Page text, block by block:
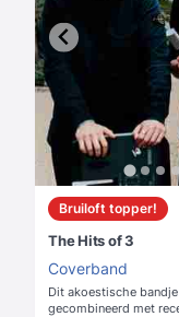
Bruiloft topper!
The Hits of 3
Coverband
Dit akoestische
gecombineerd met